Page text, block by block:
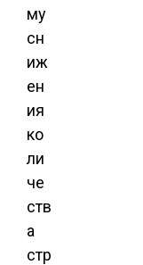
му
сн
иж
ен
ия
ко
ли
че
ств
а
стр